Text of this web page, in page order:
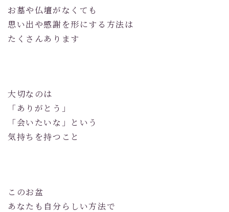
お墓や仏壇がなくても
思い出や感謝を形にする方法は
たくさんあります
大切なのは
「ありがとう」
「会いたいな」という
気持ちを持つこと
このお盆
あなたも自分らしい方法で